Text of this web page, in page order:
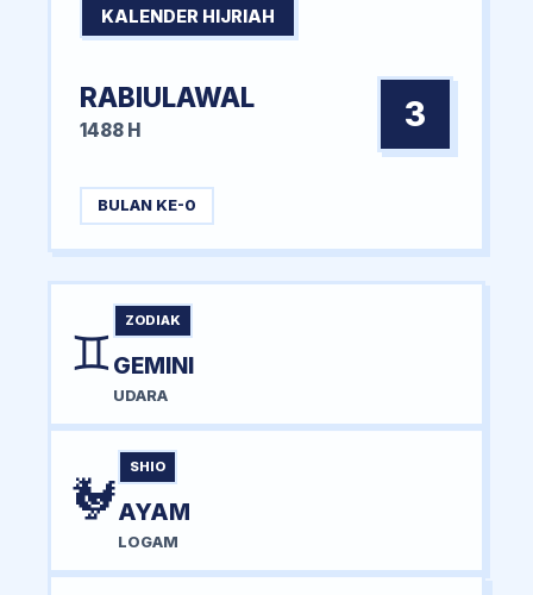
KALENDER HIJRIAH
RABIULAWAL
1488 H 3
BULAN KE-0
♊
ZODIAK
GEMINI
UDARA
🐓
SHIO
AYAM
LOGAM